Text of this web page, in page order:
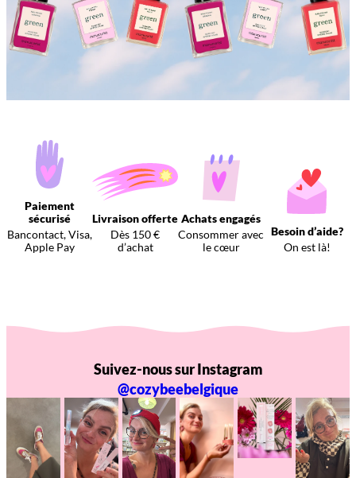
Paiement
sécurisé
Bancontact, Visa,
Apple Pay
Livraison offerte
Dès 150 €
d’achat
Achats engagés
Consommer avec
le cœur
Besoin d’aide?
On est là!
Suivez-nous sur Instagram
@cozybeebelgique